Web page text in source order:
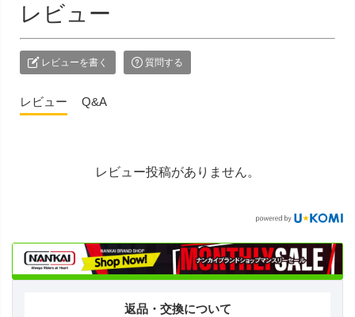
レビュー
レビューを書く 質問する
レビュー Q&A
レビュー投稿がありません。
返品・交換について